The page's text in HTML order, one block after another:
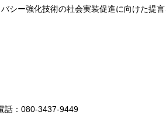
シー強化技術の社会実装促進に向けた提
3437-9449